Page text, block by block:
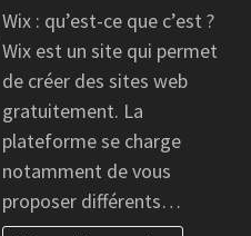
Wix : qu’est-ce que c’est ?
Wix est un site qui permet
de créer des sites web
gratuitement. La
plateforme se charge
notamment de vous
proposer différents…